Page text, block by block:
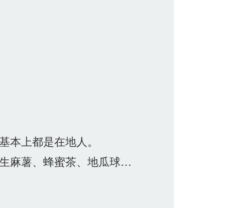
上都是在地人。
麻薯、蜂蜜茶、地瓜球…